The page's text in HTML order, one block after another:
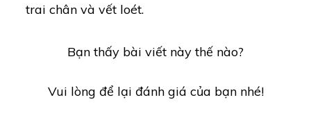
trai chân và vết loét.
Bạn thấy bài viết này thế nào?
Vui lòng để lại đánh giá của bạn nhé!